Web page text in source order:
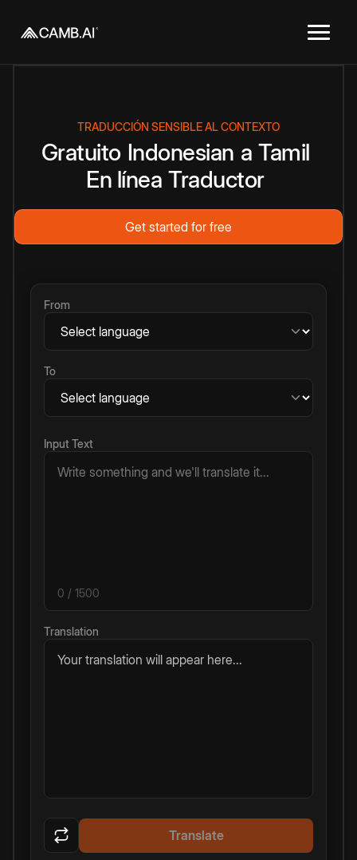
TRADUCCIÓN SENSIBLE AL CONTEXTO
Gratuito Indonesian a Tamil
En línea Traductor
Get started for free
From
To
Input Text
0 / 1500
Translation
Your translation will appear here...
Translate